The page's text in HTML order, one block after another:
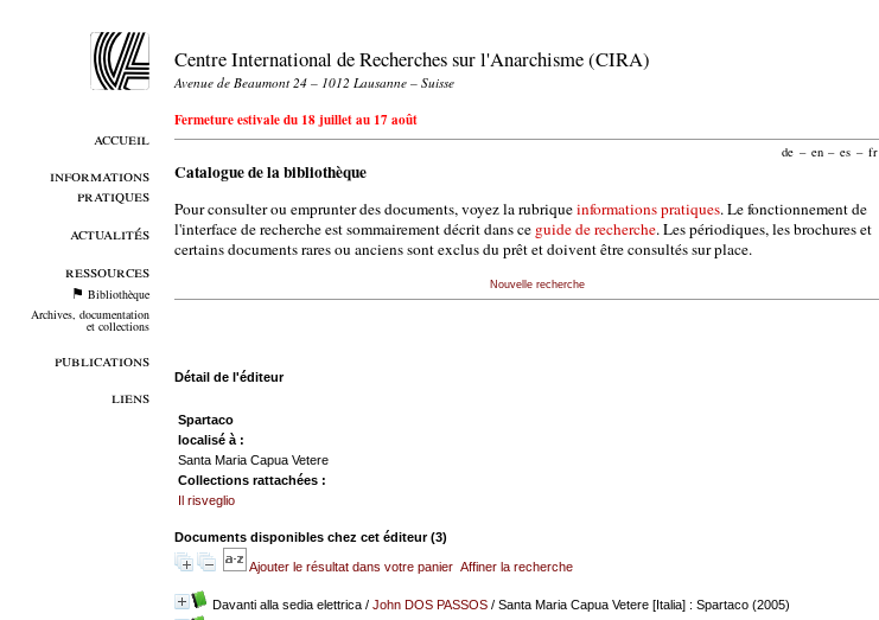
accueil
informations
pratiques
actualités
ressources
Bibliothèque
Archives, documentation
et collections
publications
liens
Centre International de Recherches sur l'Anarchisme (CIRA)
Avenue de Beaumont 24 – 1012 Lausanne – Suisse
Fermeture estivale du 18 juillet au 17 août
de – en – es – fr
Catalogue de la bibliothèque
Pour consulter ou emprunter des documents, voyez la rubriqueinformations pratiques. Le fonctionnement de
l'interface de recherche est sommairement décrit dans ce guide de recherche. Les périodiques, les brochures et
certains documents rares ou anciens sont exclus du prêt et doivent être consultés sur place.
Nouvelle recherche
Détail de l'éditeur
Spartaco
localisé à :
Santa Maria Capua Vetere
Collections rattachées :
Il risveglio
Documents disponibles chez cet éditeur (3)
Ajouter le résultat dans votre panier Affiner la recherche
Davanti alla sedia elettrica/ John DOS PASSOS/ Santa Maria Capua Vetere [Italia] : Spartaco (2005)